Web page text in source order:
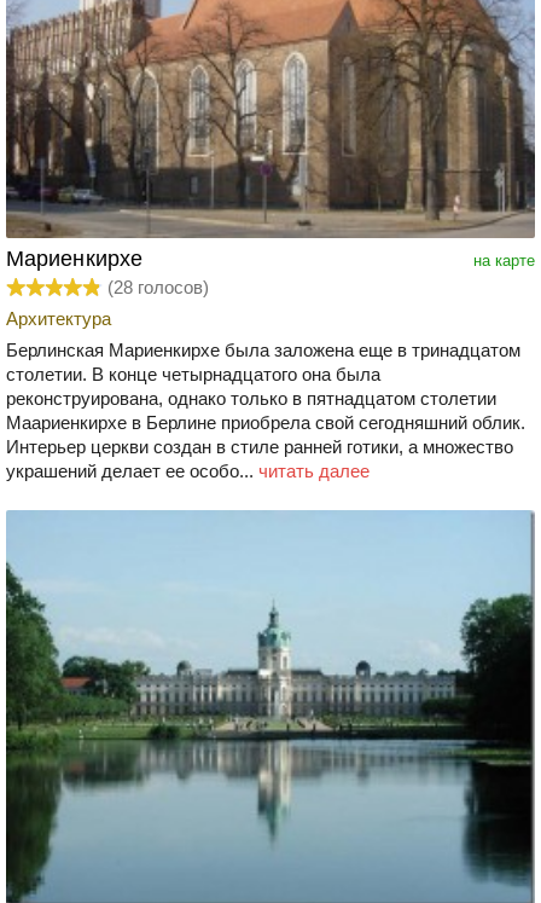
на карте
Мариенкирхе
(28 голосов)
Архитектура
Берлинская Мариенкирхе была заложена еще в тринадцатом
столетии. В конце четырнадцатого она была
реконструирована, однако только в пятнадцатом столетии
Маариенкирхе в Берлине приобрела свой сегодняшний облик.
Интерьер церкви создан в стиле ранней готики, а множество
украшений делает ее особо... читать далее